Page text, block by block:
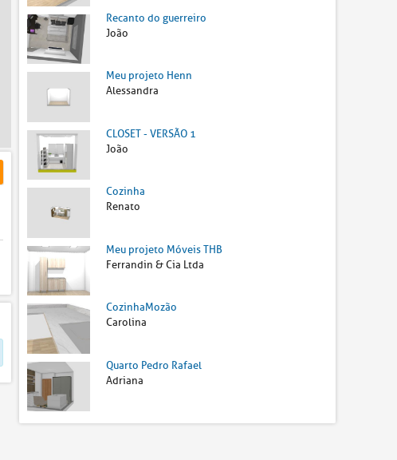
Recanto do guerreiro
João
Meu projeto Henn
Alessandra
CLOSET - VERSÃO 1
João
Cozinha
Renato
Meu projeto Móveis THB
Ferrandin & Cia Ltda
CozinhaMozão
Carolina
Quarto Pedro Rafael
Adriana